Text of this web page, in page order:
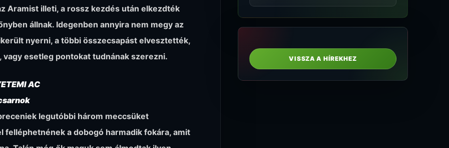
Aramist illeti, a rossz kezdés után elkezdték
állnak. Idegenben annyira nem megy az
nyerni, a többi összecsapást elvesztették,
esetleg pontokat tudnának szerezni.
AC
legutóbbi három meccsüket
felléphetnének a dobogó harmadik fokára, amit
VISSZA A HÍREKHEZ